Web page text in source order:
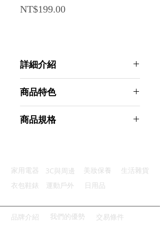
NT$199.00Price
詳細介紹
商品特色
不沾表面：麵團不黏手烹飪更順暢
商品規格
商品型號：p01_05245021
主要材質：矽膠
商品重量(g)：190
產地名稱：中國大陸
家用電器 3C與周邊 美妝保養
生活雜貨
衣包鞋錶
運動戶外 日用品
品牌介紹 我們的優勢 交易條件